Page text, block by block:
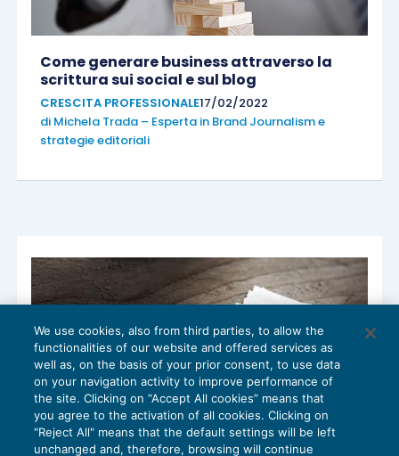
Come generare business attraverso la
scrittura sui social e sul blog
CRESCITA PROFESSIONALE17/02/2022
di Michela Trada – Esperta in Brand Journalism e
strategie editoriali
We use cookies, also from third parties, to allow the
functionalities of our website and offered services as
well as, on the basis of your prior consent, to use data
on your navigation activity to improve performance of
the site. Clicking on “Accept All cookies” means that
you agree to the activation of all cookies. Clicking on
"Reject All" means that the default settings will be left
unchanged and, therefore, browsing will continue